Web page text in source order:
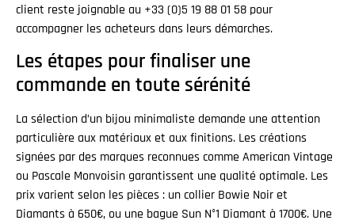
client reste joignable au +33 (0)5 19 88 01 58 pour
accompagner les acheteurs dans leurs démarches.
Les étapes pour finaliser une
commande en toute sérénité
La sélection d’un bijou minimaliste demande une attention
particulière aux matériaux et aux finitions. Les créations
signées par des marques reconnues comme American Vintage
ou Pascale Monvoisin garantissent une qualité optimale. Les
prix varient selon les pièces : un collier Bowie Noir et
Diamants à 650€, ou une bague Sun N°1 Diamant à 1700€. Une